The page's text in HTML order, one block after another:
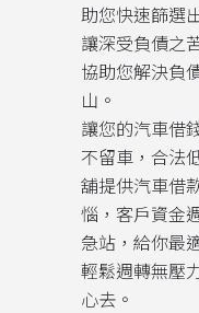
助您快速篩選
讓深受負債之
協助您解決負
山。
讓您的汽車借
不留車，合法
舖提供汽車借
惱，客戶資金
急站，給你最
輕鬆週轉無壓
心去。